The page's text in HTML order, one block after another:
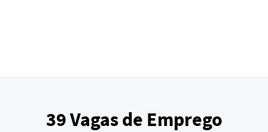
39Vagas de Emprego